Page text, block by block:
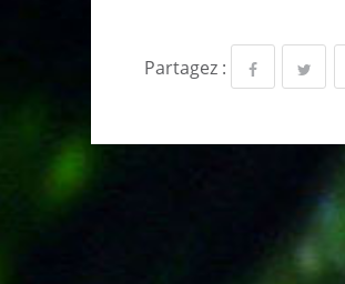
Partagez :